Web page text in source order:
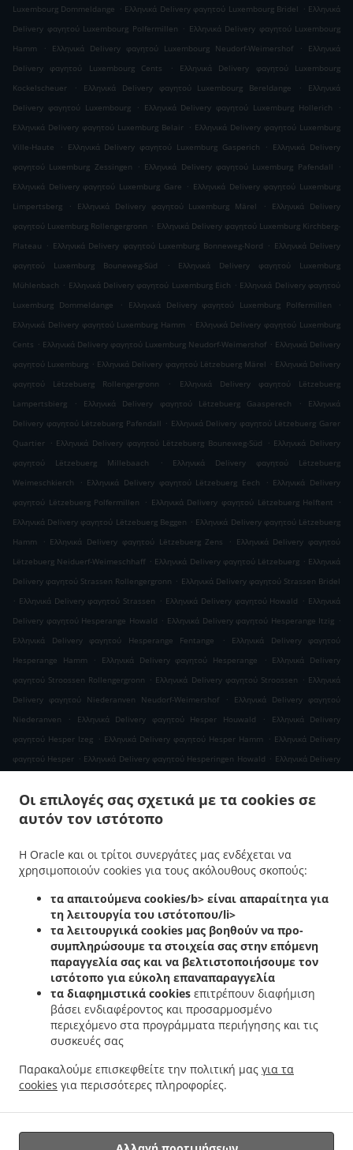
Οι επιλογές σας σχετικά με τα cookies σε
αυτόν τον ιστότοπο
Η Oracle και οι τρίτοι συνεργάτες μας ενδέχεται να
χρησιμοποιούν cookies για τους ακόλουθους σκοπούς:
τα απαιτούμενα cookies/b> είναι απαραίτητα για
τη λειτουργία του ιστότοπου/li>
τα λειτουργικά cookies μας βοηθούν να προ-
συμπληρώσουμε τα στοιχεία σας στην επόμενη
παραγγελία σας και να βελτιστοποιήσουμε τον
ιστότοπο για εύκολη επαναπαραγγελία
τα διαφημιστικά cookies επιτρέπουν διαφήμιση
βάσει ενδιαφέροντος και προσαρμοσμένο
περιεχόμενο στα προγράμματα περιήγησης και τις
συσκευές σας
Παρακαλούμε επισκεφθείτε την πολιτική μας για τα
cookies για περισσότερες πληροφορίες.
Luxembourg Dommeldange . Ελληνικά Delivery φαγητού Luxembourg Bridel . Ελληνικά
Delivery φαγητού Luxembourg Polfermillen . Ελληνικά Delivery φαγητού Luxembourg
Hamm
. Ελληνικά Delivery φαγητού Luxembourg Neudorf-Weimershof .
Ελληνικά
Delivery φαγητού Luxembourg Cents
.
Ελληνικά Delivery φαγητού Luxembourg
Kockelscheuer
. Ελληνικά Delivery φαγητού Luxembourg Bereldange .
Ελληνικά
Delivery φαγητού Luxembourg
. Ελληνικά Delivery φαγητού Luxemburg Hollerich
.
Ελληνικά Delivery φαγητού Luxemburg Belair . Ελληνικά Delivery φαγητού Luxemburg
Ville-Haute
. Ελληνικά Delivery φαγητού Luxemburg Gasperich . Ελληνικά Delivery
φαγητού Luxemburg Zessingen
. Ελληνικά Delivery φαγητού Luxemburg Pafendall
.
Ελληνικά Delivery φαγητού Luxemburg Gare . Ελληνικά Delivery φαγητού Luxemburg
Limpertsberg
. Ελληνικά Delivery φαγητού Luxemburg Märel .
Ελληνικά Delivery
φαγητού Luxemburg Rollengergronn . Ελληνικά Delivery φαγητού Luxemburg Kirchberg-
Plateau . Ελληνικά Delivery φαγητού Luxemburg Bonneweg-Nord . Ελληνικά Delivery
φαγητού Luxemburg Bouneweg-Süd
.
Ελληνικά Delivery φαγητού Luxemburg
Mühlenbach . Ελληνικά Delivery φαγητού Luxemburg Eich . Ελληνικά Delivery φαγητού
Luxemburg Dommeldange
. Ελληνικά Delivery φαγητού Luxemburg Polfermillen
.
Ελληνικά Delivery φαγητού Luxemburg Hamm . Ελληνικά Delivery φαγητού Luxemburg
Cents . Ελληνικά Delivery φαγητού Luxemburg Neudorf-Weimershof . Ελληνικά Delivery
φαγητού Luxemburg . Ελληνικά Delivery φαγητού Lëtzebuerg Märel . Ελληνικά Delivery
φαγητού Lëtzebuerg Rollengergronn
.
Ελληνικά Delivery φαγητού Lëtzebuerg
Lampertsbierg
. Ελληνικά Delivery φαγητού Lëtzebuerg Gaasperech .
Ελληνικά
Delivery φαγητού Lëtzebuerg Pafendall . Ελληνικά Delivery φαγητού Lëtzebuerg Garer
Quartier . Ελληνικά Delivery φαγητού Lëtzebuerg Bouneweg-Süd . Ελληνικά Delivery
φαγητού Lëtzebuerg Millebaach
.
Ελληνικά Delivery φαγητού Lëtzebuerg
Weimeschkierch
. Ελληνικά Delivery φαγητού Lëtzebuerg Eech . Ελληνικά Delivery
φαγητού Lëtzebuerg Polfermillen
. Ελληνικά Delivery φαγητού Lëtzebuerg Helftent
.
Ελληνικά Delivery φαγητού Lëtzebuerg Beggen . Ελληνικά Delivery φαγητού Lëtzebuerg
Hamm
. Ελληνικά Delivery φαγητού Lëtzebuerg Zens . Ελληνικά Delivery φαγητού
Lëtzebuerg Neiduerf-Weimeschhaff . Ελληνικά Delivery φαγητού Lëtzebuerg . Ελληνικά
Delivery φαγητού Strassen Rollengergronn . Ελληνικά Delivery φαγητού Strassen Bridel
. Ελληνικά Delivery φαγητού Strassen . Ελληνικά Delivery φαγητού Howald . Ελληνικά
Delivery φαγητού Hesperange Howald . Ελληνικά Delivery φαγητού Hesperange Itzig .
Ελληνικά Delivery φαγητού Hesperange Fentange
.
Ελληνικά Delivery φαγητού
Hesperange Hamm
. Ελληνικά Delivery φαγητού Hesperange . Ελληνικά Delivery
φαγητού Stroossen Rollengergronn . Ελληνικά Delivery φαγητού Stroossen . Ελληνικά
Delivery φαγητού Niederanven Neudorf-Weimershof
.
Ελληνικά Delivery φαγητού
Niederanven
. Ελληνικά Delivery φαγητού Hesper Houwald .
Ελληνικά Delivery
φαγητού Hesper Izeg . Ελληνικά Delivery φαγητού Hesper Hamm . Ελληνικά Delivery
φαγητού Hesper . Ελληνικά Delivery φαγητού Hesperingen Howald . Ελληνικά Delivery
Delivery φαγητού Bertrange Helfent . Ελληνικά Delivery φαγητού Bertrange . Ελληνικά
Delivery φαγητού Leudelange Cessange
Bartringen Helfent
. Ελληνικά Delivery φαγητού Bartringen .
Ελληνικά Delivery
φαγητού Bridel . Ελληνικά Delivery φαγητού Itzig . Ελληνικά Delivery φαγητού Bartreng
Helfent
Ελληνικά Delivery φαγητού Bartreng . Ελληνικά Delivery φαγητού Leideleng
Ελληνικά Delivery φαγητού Leudelingen
. Ελληνικά Delivery φαγητού Fentange
Ελληνικά Delivery φαγητού Kockelscheuer
. Ελληνικά Delivery φαγητού Kopstal
Rollengergronn
. Ελληνικά Delivery φαγητού Kopstal Bridel .
Ελληνικά Delivery
φαγητού Kopstal . Ελληνικά Delivery φαγητού Koplescht Briddel . Ελληνικά Delivery
φαγητού Koplescht
. Ελληνικά Delivery φαγητού Bereldange . Ελληνικά Delivery
φαγητού Walfer
. Ελληνικά Delivery φαγητού Walferdange Bereldange
Delivery φαγητού Walferdange Beggen
Ελληνικά Delivery φαγητού Walferdange
Steinsel . Ελληνικά Delivery φαγητού L Bereldange . Ελληνικά Delivery φαγητού L
Ελληνικά Delivery φαγητού Nidderaanwen Neiduerf-Weimeschhaff
φαγητού Nidderaanwen . Κεµπάπ Delivery υπηρεσίες. Παράδοση φαγητού Takeaway